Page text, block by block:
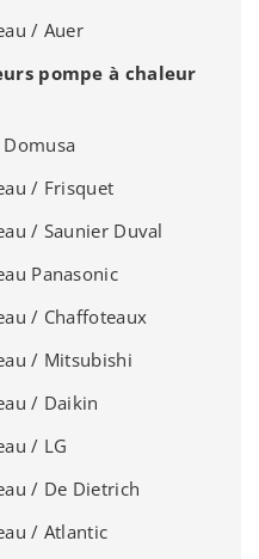
/ Auer
pompe à chaleur
/ Frisquet
/ Saunier Duval
Panasonic
/ Chaffoteaux
/ Mitsubishi
/ Daikin
/ LG
/ De Dietrich
/ Atlantic